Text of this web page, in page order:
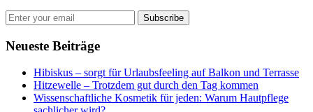
Subscribe
Neueste Beiträge
Hibiskus – sorgt für Urlaubsfeeling auf Balkon und Terrasse
Hitzewelle – Trotzdem gut durch den Tag kommen
Wissenschaftliche Kosmetik für jeden: Warum Hautpflege